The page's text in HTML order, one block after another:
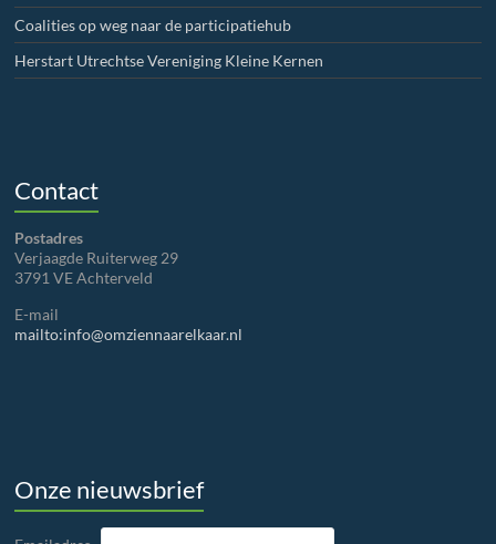
Coalities op weg naar de participatiehub
Herstart Utrechtse Vereniging Kleine Kernen
Contact
Postadres
Verjaagde Ruiterweg 29
3791 VE Achterveld
E-mail
mailto:info@omziennaarelkaar.nl
Onze nieuwsbrief